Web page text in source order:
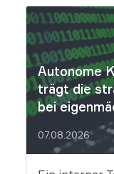
über einen
Nach
Autonome
trägt die
bei
07.08.2026